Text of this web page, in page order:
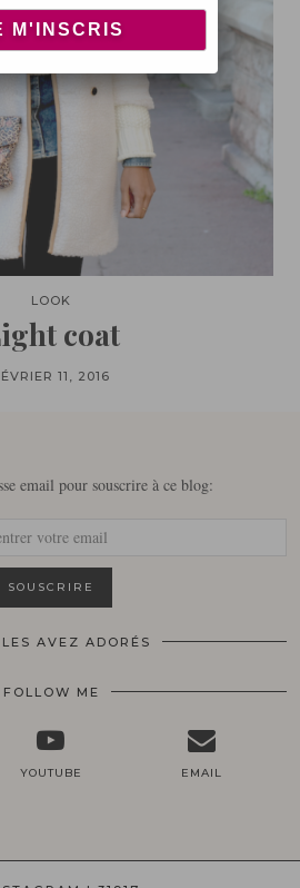
LOOK
coat
11, 2016
email pour souscrire à ce blog:
AVEZ ADORÉS
FOLLOW ME
YOUTUBE EMAIL